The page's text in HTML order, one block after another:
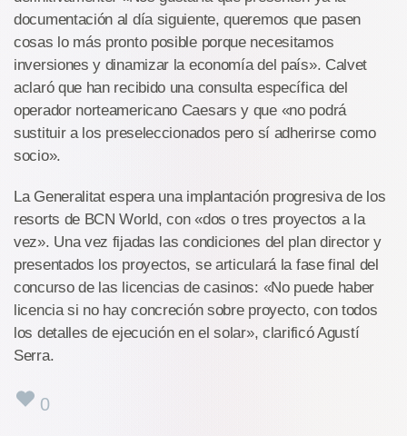
documentación al día siguiente, queremos que pasen
cosas lo más pronto posible porque necesitamos
inversiones y dinamizar la economía del país». Calvet
aclaró que han recibido una consulta específica del
operador norteamericano Caesars y que «no podrá
sustituir a los preseleccionados pero sí adherirse como
socio».
La Generalitat espera una implantación progresiva de los
resorts de BCN World, con «dos o tres proyectos a la
vez». Una vez fijadas las condiciones del plan director y
presentados los proyectos, se articulará la fase final del
concurso de las licencias de casinos: «No puede haber
licencia si no hay concreción sobre proyecto, con todos
los detalles de ejecución en el solar», clarificó Agustí
Serra.
0